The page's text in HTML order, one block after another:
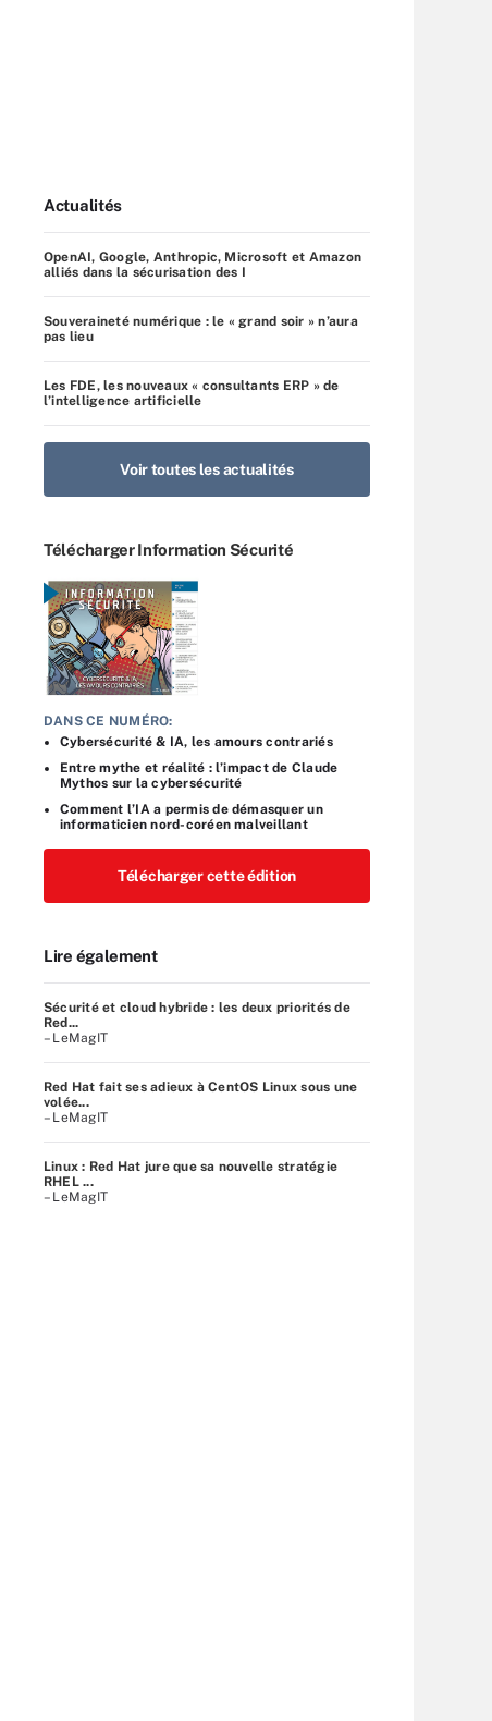
Actualités
OpenAI, Google, Anthropic, Microsoft et Amazon
alliés dans la sécurisation des I
Souveraineté numérique : le « grand soir » n’aura
pas lieu
Les FDE, les nouveaux « consultants ERP » de
l’intelligence artificielle
Voir toutes les actualités
Télécharger Information Sécurité
DANS CE NUMÉRO:
Cybersécurité & IA, les amours contrariés
Entre mythe et réalité : l’impact de Claude
Mythos sur la cybersécurité
Comment l’IA a permis de démasquer un
informaticien nord-coréen malveillant
Télécharger cette édition
Lire également
Sécurité et cloud hybride : les deux priorités de
Red...
– LeMagIT
Red Hat fait ses adieux à CentOS Linux sous une
volée...
– LeMagIT
Linux : Red Hat jure que sa nouvelle stratégie
RHEL ...
– LeMagIT